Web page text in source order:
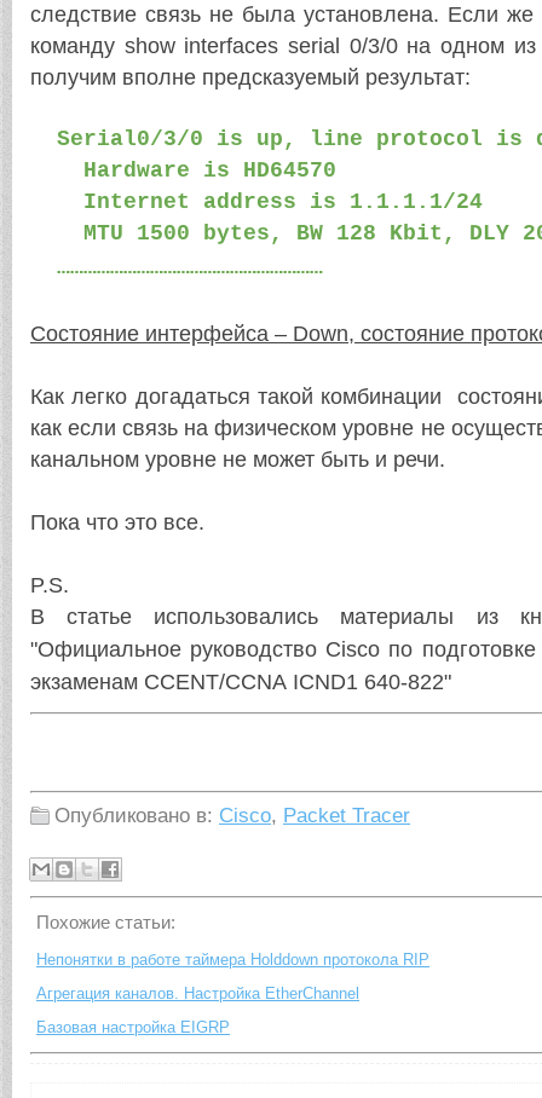
следствие связь не была установлена. Если
команду show interfaces serial 0/3/0 на одном из
получим вполне предсказуемый результат:
Serial0/3/0 is up, line protocol is
Hardware is HD64570
Internet address is 1.1.1.1/24
MTU 1500 bytes, BW 128 Kbit, DLY
……………………………………………………
Состояние интерфейса – Down, состояние
Как легко догадаться такой комбинации
как если связь на физическом уровне не
канальном уровне не может быть и речи.
Пока что это все.
P.S.
В статье использовались материалы из
"Официальное руководство Cisco по
экзаменам CCENT/CCNA ICND1 640-822"
Опубликовано в: Cisco, Packet Tracer
Похожие cтатьи:
Непонятки в работе таймера Holddown протокола RIP
Агрегация каналов. Настройка EtherChannel
Базовая настройка EIGRP